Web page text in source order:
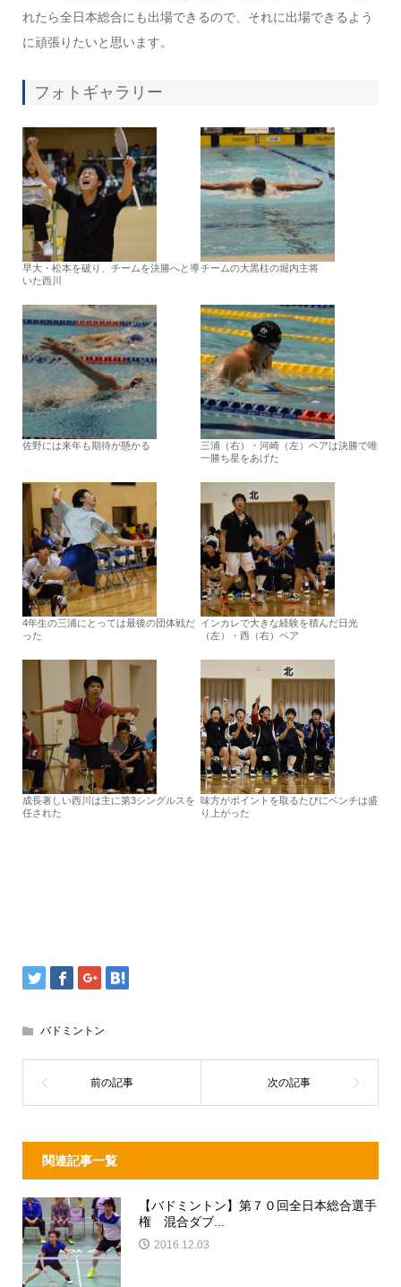
れたら全日本総合にも出場できるので、それに出場できるよう
に頑張りたいと思います。
フォトギャラリー
早大・松本を破り、チームを決勝へと導
いた西川
チームの大黒柱の堀内主将
佐野には来年も期待が懸かる
三浦（右）・河崎（左）ペアは決勝で唯
一勝ち星をあげた
4年生の三浦にとっては最後の団体戦だ
った
インカレで大きな経験を積んだ日光
（左）・西（右）ペア
成長著しい西川は主に第3シングルスを
任された
味方がポイントを取るたびにベンチは盛
り上がった
バドミントン
関連記事一覧
【バドミントン】第７０回全日本総合選手
権 混合ダブ...
2016.12.03